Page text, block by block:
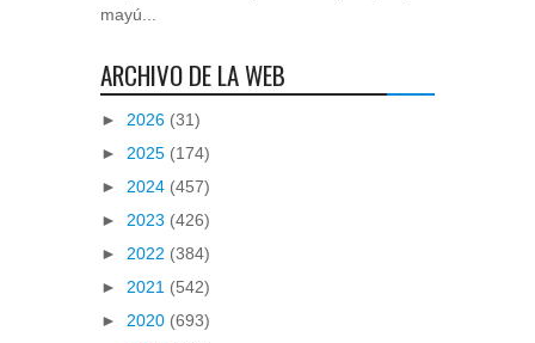
mayú...
ARCHIVO DE LA WEB
► 2026 (31)
► 2025 (174)
► 2024 (457)
► 2023 (426)
► 2022 (384)
► 2021 (542)
► 2020 (693)